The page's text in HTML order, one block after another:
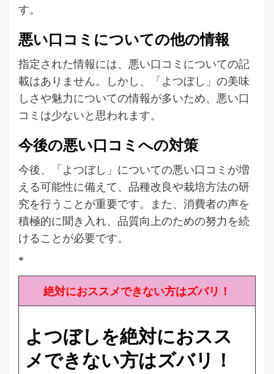
す。
悪い口コミについての他の情報
指定された情報には、悪い口コミについての記
載はありません。しかし、「よつぼし」の美味
しさや魅力についての情報が多いため、悪い口
コミは少ないと思われます。
今後の悪い口コミへの対策
今後、「よつぼし」についての悪い口コミが増
える可能性に備えて、品種改良や栽培方法の研
究を行うことが重要です。また、消費者の声を
積極的に聞き入れ、品質向上のための努力を続
けることが必要です。
*
絶対におススメできない方はズバリ！
よつぼしを絶対におスス
メできない方はズバリ！